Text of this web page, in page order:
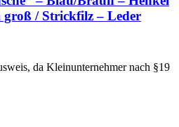
groß / Strickfilz – Leder
da Kleinunternehmer nach §19